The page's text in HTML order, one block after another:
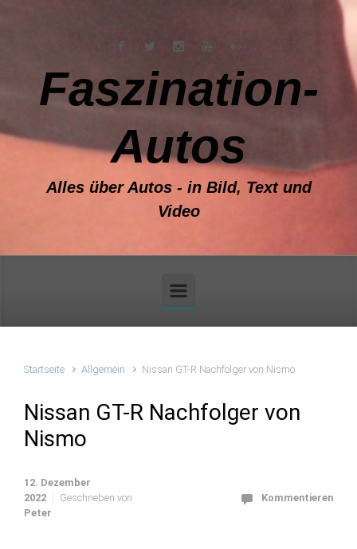
Faszination-
Autos
Alles über Autos - in Bild, Text und
Video
Startseite Allgemein Nissan GT-R Nachfolger von Nismo
Nissan GT-R Nachfolger von
Nismo
12. Dezember
2022
Geschrieben von
Peter
Kommentieren